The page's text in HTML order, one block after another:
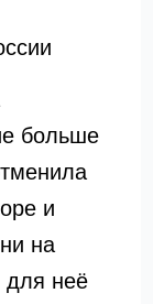
больше
и
на
для неё